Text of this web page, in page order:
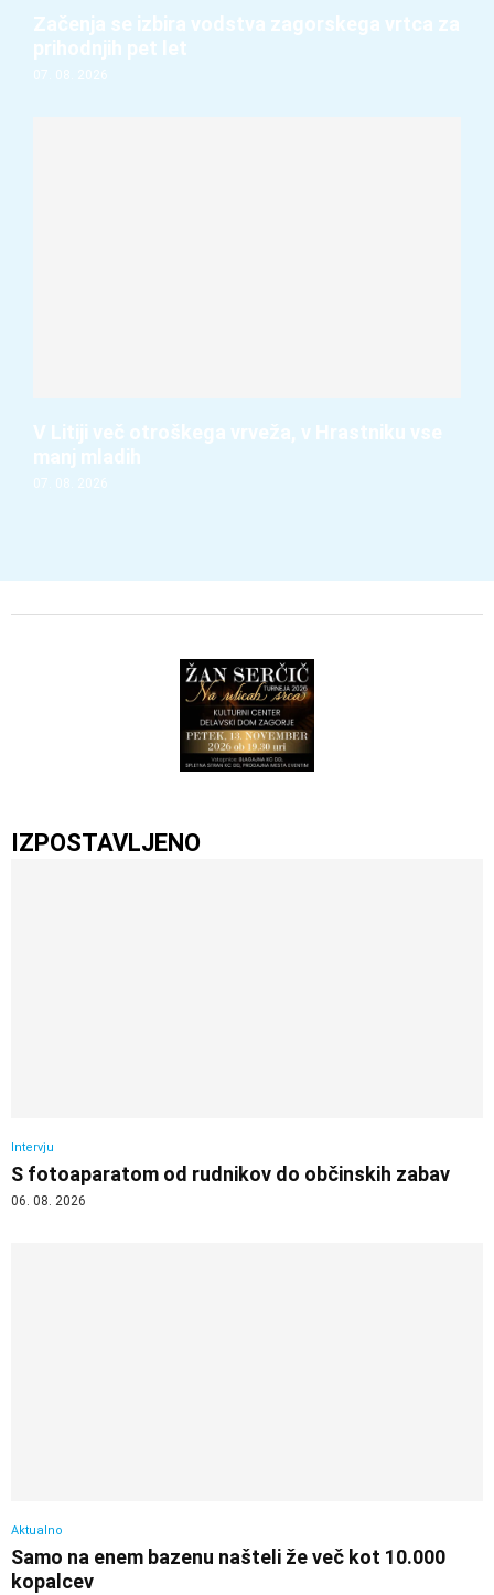
Začenja se izbira vodstva zagorskega vrtca za
prihodnjih pet let
07. 08. 2026
V Litiji več otroškega vrveža, v Hrastniku vse
manj mladih
07. 08. 2026
IZPOSTAVLJENO
Intervju
S fotoaparatom od rudnikov do občinskih zabav
06. 08. 2026
Aktualno
Samo na enem bazenu našteli že več kot 10.000
kopalcev